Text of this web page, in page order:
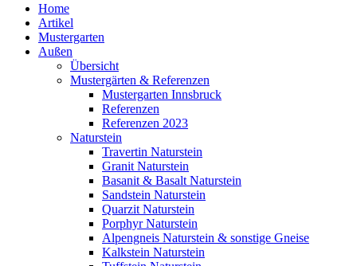
Home
Artikel
Mustergarten
Außen
Übersicht
Mustergärten & Referenzen
Mustergarten Innsbruck
Referenzen
Referenzen 2023
Naturstein
Travertin Naturstein
Granit Naturstein
Basanit & Basalt Naturstein
Sandstein Naturstein
Quarzit Naturstein
Porphyr Naturstein
Alpengneis Naturstein & sonstige Gneise
Kalkstein Naturstein